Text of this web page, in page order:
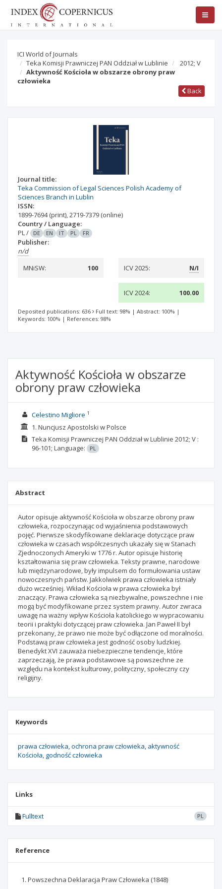
ICI World of Journals
Teka Komisji Prawniczej PAN Oddział w Lublinie
2012; V
Aktywność Kościoła w obszarze obrony praw
człowieka
Back
Journal title:
Teka Commission of Legal Sciences Polish Academy of
Sciences Branch in Lublin
ISSN:
1899-7694(print),2719-7379 (online)
Country / Language:
PL/ DE EN IT PL FR
Publisher:
n/d
MNiSW:
100 ICV 2025: N/I
ICV 2024: 100.00
Deposited publications: 636 Full text: 98% | Abstract: 100% |
Keywords: 100% | References: 98%
Aktywność Kościoła w obszarze
obrony praw człowieka
Celestino Migliore 1
1. Nuncjusz Apostolski w Polsce
Teka Komisji Prawniczej PAN Oddział w Lublinie 2012; V :
96-101; Language: PL
Abstract
Autor opisuje aktywność Kościoła w obszarze obrony praw
człowieka, rozpoczynając od wyjaśnienia podstawowych
pojęć. Pierwsze skodyfikowane deklaracje dotyczące praw
człowieka w czasach współczesnych ukazały się w Stanach
Zjednoczonych Ameryki w 1776 r. Autor opisuje historię
kształtowania się praw człowieka. Teksty prawne, narodowe
lub międzynarodowe, były impulsem do formułowania ustaw
nowoczesnych państw. Jakkolwiek prawa człowieka istniały
dużo wcześniej. Wkład Kościoła w prawa człowieka był
znaczący. Prawa człowieka są niezbywalne, powszechne i nie
mogą być modyfikowane przez system prawny. Autor zwraca
uwagę na ważny wpływ Kościoła katolickiego w wypracowaniu
teorii i praktyki dotyczącej praw człowieka. Jan Paweł II był
przekonany, że prawo nie może być odłączone od moralności.
Podstawą praw człowieka jest godność osoby ludzkiej.
Benedykt XVI zauważa niebezpieczne tendencje, które
zaprzeczają, że prawa podstawowe są powszechne ze
względu na kontekst kulturowy, polityczny, społeczny czy
religijny.
Keywords
prawa człowieka ochrona praw człowieka aktywność
Kościoła godność człowieka
Links
Fulltext PL
Reference
Powszechna Deklaracja Praw Człowieka (1848)